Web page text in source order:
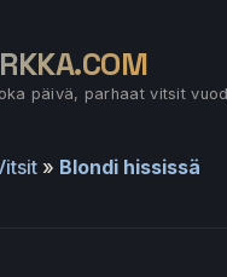
päivä, parhaat vitsit
» Blondi hississä